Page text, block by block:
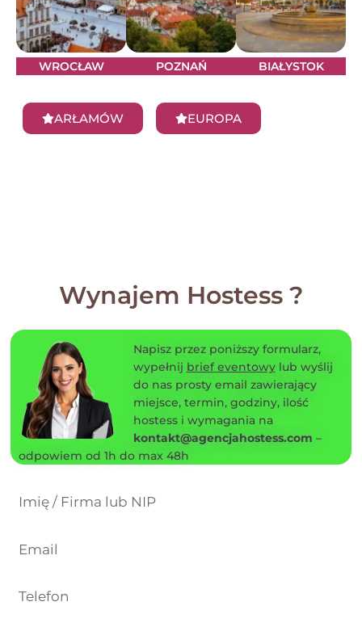
WROCŁAW POZNAŃ BIAŁYSTOK
ARŁAMÓW EUROPA
Wynajem Hostess ?
Napisz przez poniższy formularz,
wypełnij brief eventowylub wyślij
do nas prosty email zawierający
miejsce, termin, godziny, ilość
hostess i wymagania na
kontakt@agencjahostess.com –
odpowiem od 1h do max 48h